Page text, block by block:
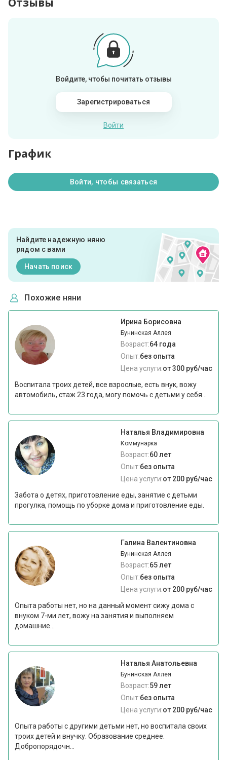
Войдите, чтобы почитать отзывы
Зарегистрироваться
Войти
График
Войти, чтобы связаться
Найдите надежную няню
рядом с вами
Начать поиск
Похожие няни
Ирина Борисовна
Бунинская Аллея
Возраст:64 года
Опыт:без опыта
Цена услуги:от 300 руб/час
Воспитала троих детей, все взрослые, есть внук, вожу
автомобиль, стаж 23 года, могу помочь с детьми у себя...
Наталья Владимировна
Коммунарка
Возраст:60 лет
Опыт:без опыта
Цена услуги:от 200 руб/час
Забота о детях, приготовление еды, занятие с детьми
прогулка, помощь по уборке дома и приготовление еды.
Галина Валентиновна
Бунинская Аллея
Возраст:65 лет
Опыт:без опыта
Цена услуги:от 200 руб/час
Опыта работы нет, но на данный момент сижу дома с
внуком 7-ми лет, вожу на занятия и выполняем
домашние...
Наталья Анатольевна
Бунинская Аллея
Возраст:59 лет
Опыт:без опыта
Цена услуги:от 200 руб/час
Опыта работы с другими детьми нет, но воспитала своих
троих детей и внучку. Образование среднее.
Добропорядочн...